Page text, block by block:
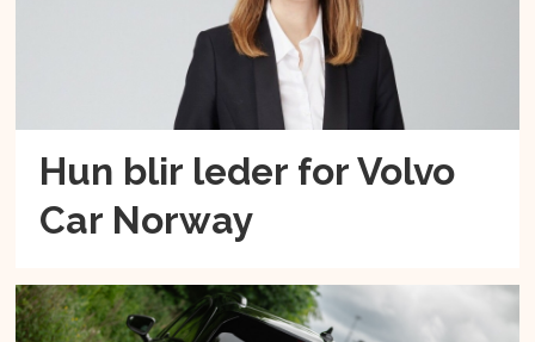
Hun blir leder for Volvo
Car Norway